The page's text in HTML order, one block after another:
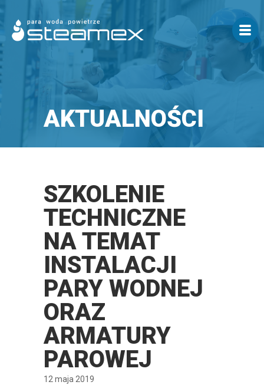
AKTUALNOŚCI
SZKOLENIE
TECHNICZNE
NA TEMAT
INSTALACJI
PARY WODNEJ
ORAZ
ARMATURY
PAROWEJ
12 maja 2019